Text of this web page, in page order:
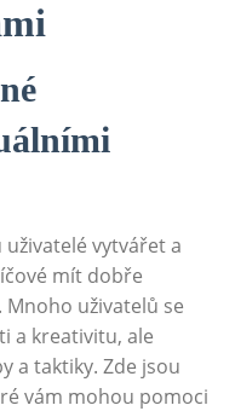
uživatelé vytvářet a
mít dobře
uživatelů se
a kreativitu, ale
a taktiky. Zde jsou
vám mohou pomoci